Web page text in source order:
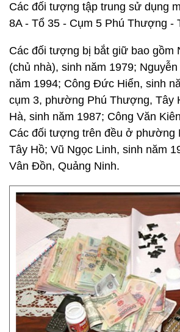
Các đối tượng tập trung sử dụng
8A - Tổ 35 - Cụm 5 Phú Thượng -
Các đối tượng bị bắt giữ bao gồm
(chủ nhà), sinh năm 1979;
năm 1994; Công Đức Hiển, sinh
cụm 3, phường Phú Thượng, Tây
Hà, sinh năm 1987; Công Văn
Các đối tượng trên đều ở phường
Tây Hồ; Vũ Ngọc Linh, sinh năm
Vân Đồn, Quảng Ninh.